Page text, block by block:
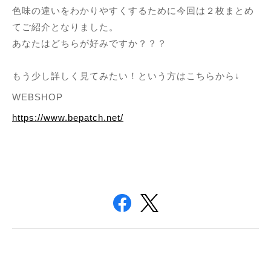
色味の違いをわかりやすくするために今回は２枚まとめ
てご紹介となりました。
あなたはどちらが好みですか？？？
もう少し詳しく見てみたい！という方はこちらから↓
WEBSHOP
https://www.bepatch.net/